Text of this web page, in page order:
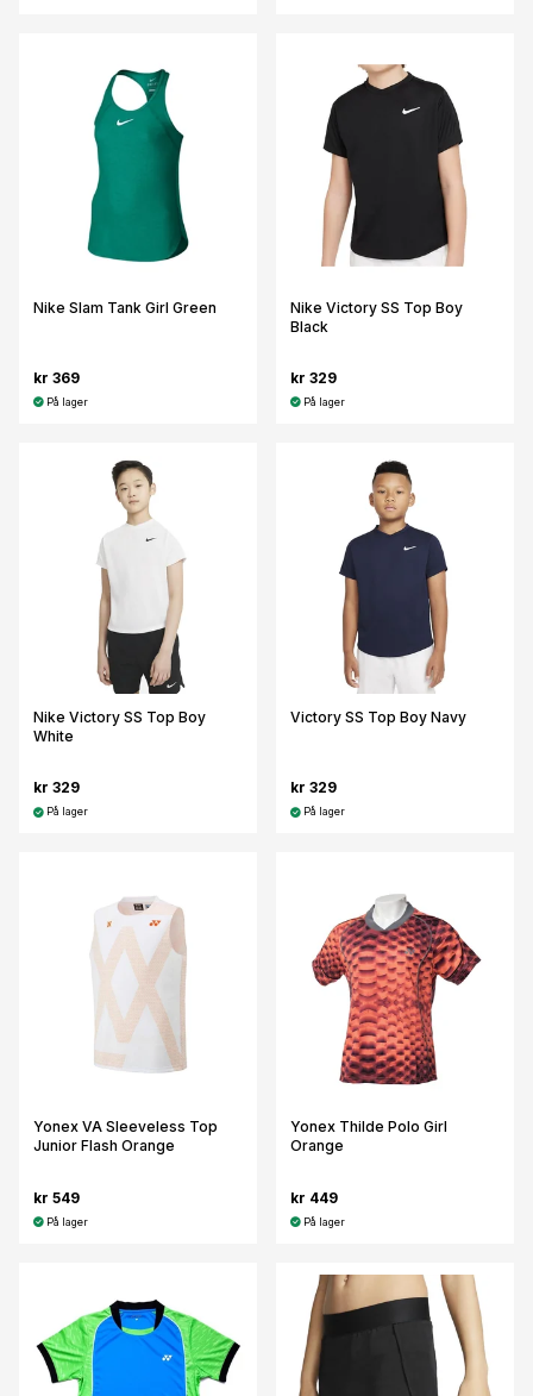
Nike Slam Tank Girl Green
kr 369
På lager
Nike Victory SS Top Boy
Black
kr 329
På lager
Nike Victory SS Top Boy
White
kr 329
På lager
Victory SS Top Boy Navy
kr 329
På lager
Yonex VA Sleeveless Top
Junior Flash Orange
kr 549
På lager
Yonex Thilde Polo Girl
Orange
kr 449
På lager